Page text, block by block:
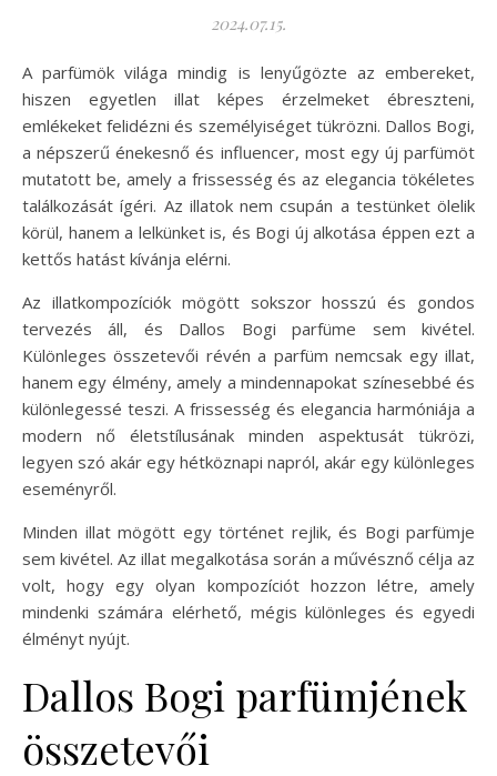
2024.07.15.
A parfümök világa mindig is lenyűgözte az embereket,
hiszen egyetlen illat képes érzelmeket ébreszteni,
emlékeket felidézni és személyiséget tükrözni. Dallos Bogi,
a népszerű énekesnő és influencer, most egy új parfümöt
mutatott be, amely a frissesség és az elegancia tökéletes
találkozását ígéri. Az illatok nem csupán a testünket ölelik
körül, hanem a lelkünket is, és Bogi új alkotása éppen ezt a
kettős hatást kívánja elérni.
Az illatkompozíciók mögött sokszor hosszú és gondos
tervezés áll, és Dallos Bogi parfüme sem kivétel.
Különleges összetevői révén a parfüm nemcsak egy illat,
hanem egy élmény, amely a mindennapokat színesebbé és
különlegessé teszi. A frissesség és elegancia harmóniája a
modern nő életstílusának minden aspektusát tükrözi,
legyen szó akár egy hétköznapi napról, akár egy különleges
eseményről.
Minden illat mögött egy történet rejlik, és Bogi parfümje
sem kivétel. Az illat megalkotása során a művésznő célja az
volt, hogy egy olyan kompozíciót hozzon létre, amely
mindenki számára elérhető, mégis különleges és egyedi
élményt nyújt.
Dallos Bogi parfümjének
összetevői